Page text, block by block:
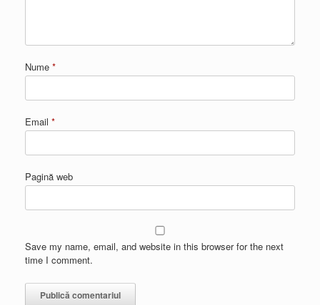
Nume *
Email *
Pagină web
Save my name, email, and website in this browser for the next
time I comment.